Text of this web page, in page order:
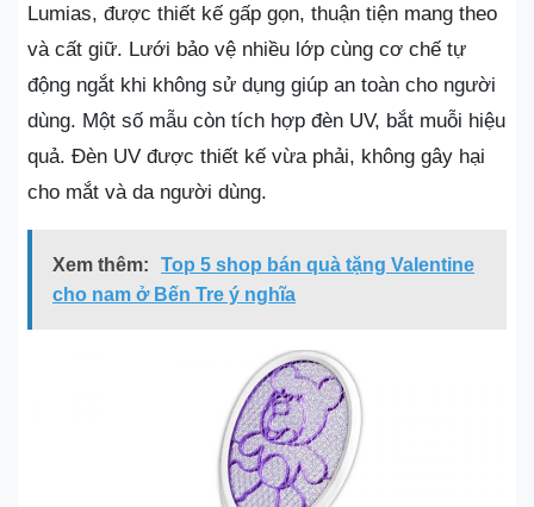
Lumias, được thiết kế gấp gọn, thuận tiện mang theo
và cất giữ. Lưới bảo vệ nhiều lớp cùng cơ chế tự
động ngắt khi không sử dụng giúp an toàn cho người
dùng. Một số mẫu còn tích hợp đèn UV, bắt muỗi hiệu
quả. Đèn UV được thiết kế vừa phải, không gây hại
cho mắt và da người dùng.
Xem thêm:
Top 5 shop bán quà tặng Valentine
cho nam ở Bến Tre ý nghĩa